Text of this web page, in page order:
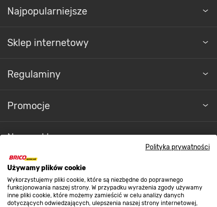
Polityka prywatności
Używamy plików cookie
Wykorzystujemy pliki cookie, które są niezbędne do poprawnego
funkcjonowania naszej strony. W przypadku wyrażenia zgody używamy
inne pliki cookie, które możemy zamieścić w celu analizy danych
dotyczących odwiedzających, ulepszenia naszej strony internetowej,
Najpopularniejsze
Sklep internetowy
Regulaminy
Promocje
Nasze sklepy
O nas
Kontakt do sklepu